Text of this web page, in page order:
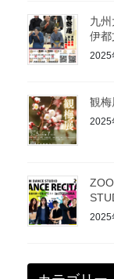
九州
伊
2025
観梅
2025
2025